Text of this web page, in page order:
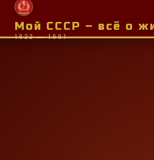
Мой СССР – всё о
1922 — 1991